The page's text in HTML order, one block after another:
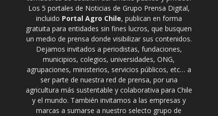
Los 5 portales de Noticias de Grupo Prensa Digital,
incluido Portal Agro Chile, publican en forma
gratuita para entidades sin fines lucros, que busquen
un medio de prensa donde visibilizar sus contenidos.
Dejamos invitados a periodistas, fundaciones,
municipios, colegios, universidades, ONG,
agrupaciones, ministerios, servicios públicos, etc… a
ser parte de nuestra red de prensa, por una
agricultura más sustentable y colaborativa para Chile
y el mundo. También invitamos a las empresas y
marcas a sumarse a nuestro selecto grupo de